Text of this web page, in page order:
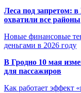
Леса под запретом:
охватили все районы
Новые финансовые
деньгами в 2026 году
В Гродно 10 мая
для пассажиров
Как работает эффект